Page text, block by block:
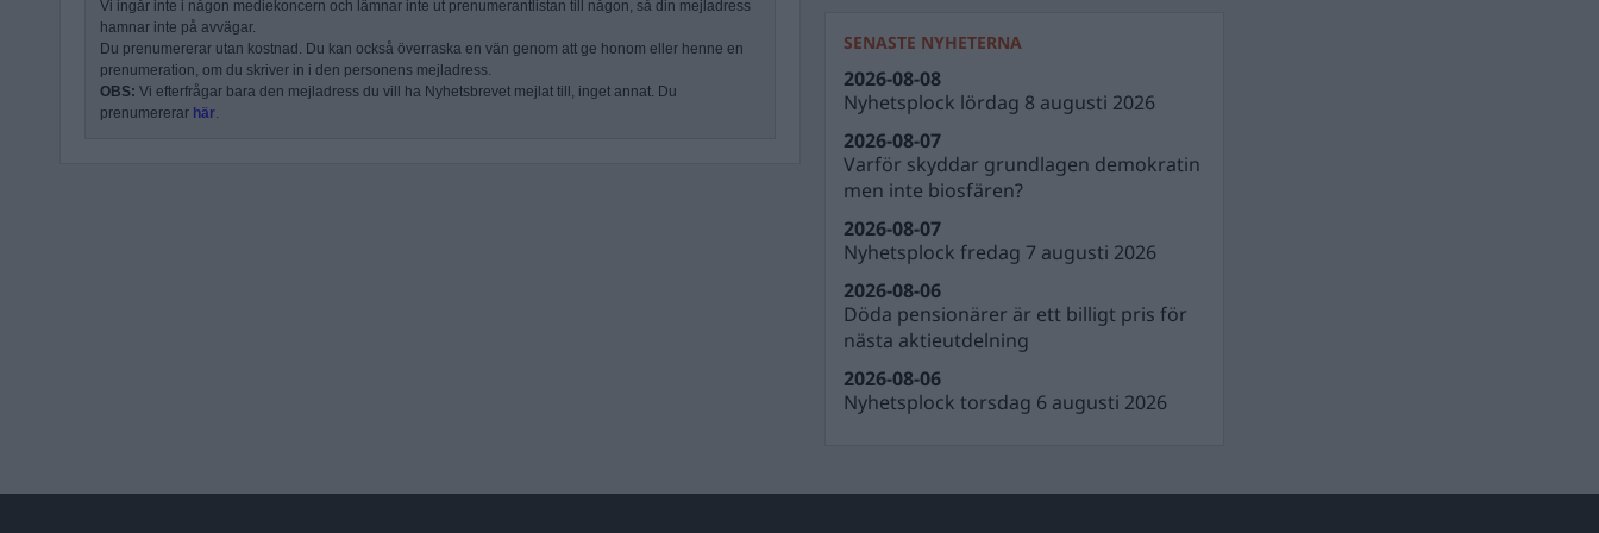
Vi ingår inte i någon mediekoncern och lämnar inte ut prenumerantlistan till någon, så din mejladress
hamnar inte på avvägar.
Du prenumererar utan kostnad. Du kan också överraska en vän genom att ge honom eller henne en
prenumeration, om du skriver in i den personens mejladress.
OBS: Vi efterfrågar bara den mejladress du vill ha Nyhetsbrevet mejlat till, inget annat. Du
prenumererar här
SENASTE NYHETERNA
Nyhetsplock lördag 8 augusti 2026
2026-08-08
Varför skyddar grundlagen demokratin
men inte biosfären?
2026-08-07
Nyhetsplock fredag 7 augusti 2026
2026-08-07
Döda pensionärer är ett billigt pris för
nästa aktieutdelning
2026-08-06
Nyhetsplock torsdag 6 augusti 2026
2026-08-06